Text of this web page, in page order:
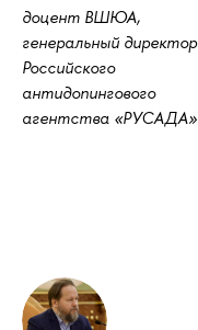
доцент ВШЮА,
генеральный директор
Российского
антидопингового
агентства «РУСАДА»